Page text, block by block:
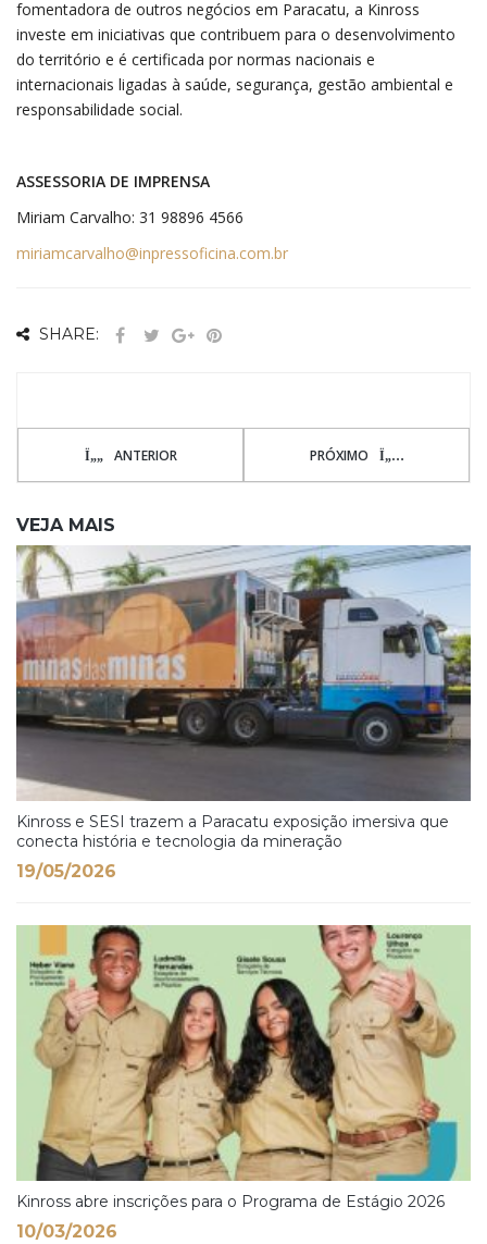
fomentadora de outros negócios em Paracatu, a Kinross
investe em iniciativas que contribuem para o desenvolvimento
do território e é certificada por normas nacionais e
internacionais ligadas à saúde, segurança, gestão ambiental e
responsabilidade social.
ASSESSORIA DE IMPRENSA
Miriam Carvalho: 31 98896 4566
miriamcarvalho@inpressoficina.com.br
SHARE:
ANTERIOR PRÓXIMO
VEJA MAIS
Kinross e SESI trazem a Paracatu exposição imersiva que
conecta história e tecnologia da mineração
19/05/2026
Kinross abre inscrições para o Programa de Estágio 2026
10/03/2026